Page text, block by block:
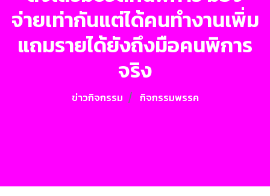
จ่ายเท่ากันแต่ได้คนทำงานเพิ่ม
แถมรายได้ยังถึงมือคนพิการ
จริง
ข่าวกิจกรรม กิจกรรมพรรค